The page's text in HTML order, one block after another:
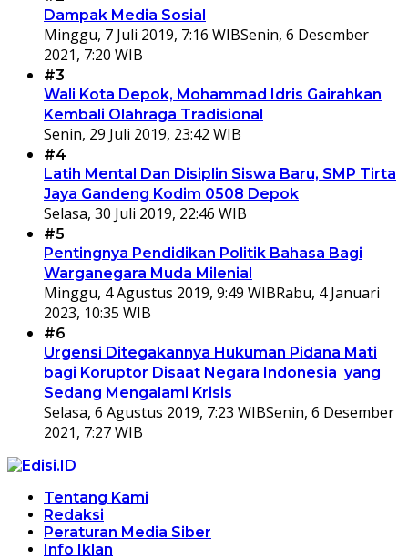
Dampak Media Sosial
Minggu, 7 Juli 2019, 7:16 WIBSenin, 6 Desember
2021, 7:20 WIB
#3
Wali Kota Depok, Mohammad Idris Gairahkan
Kembali Olahraga Tradisional
Senin, 29 Juli 2019, 23:42 WIB
#4
Latih Mental Dan Disiplin Siswa Baru, SMP Tirta
Jaya Gandeng Kodim 0508 Depok
Selasa, 30 Juli 2019, 22:46 WIB
#5
Pentingnya Pendidikan Politik Bahasa Bagi
Warganegara Muda Milenial
Minggu, 4 Agustus 2019, 9:49 WIBRabu, 4 Januari
2023, 10:35 WIB
#6
Urgensi Ditegakannya Hukuman Pidana Mati
bagi Koruptor Disaat Negara Indonesia yang
Sedang Mengalami Krisis
Selasa, 6 Agustus 2019, 7:23 WIBSenin, 6 Desember
2021, 7:27 WIB
Tentang Kami
Redaksi
Peraturan Media Siber
Info Iklan